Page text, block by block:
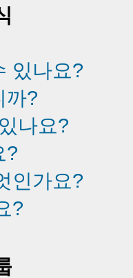
있나요?
까?
나요?
?
인가요?
?